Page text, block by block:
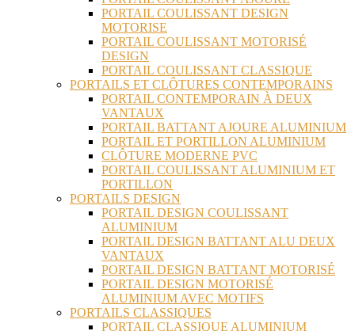
PORTAIL COULISSANT DESIGN
MOTORISE
PORTAIL COULISSANT MOTORISÉ
DESIGN
PORTAIL COULISSANT CLASSIQUE
PORTAILS ET CLÔTURES CONTEMPORAINS
PORTAIL CONTEMPORAIN À DEUX
VANTAUX
PORTAIL BATTANT AJOURE ALUMINIUM
PORTAIL ET PORTILLON ALUMINIUM
CLÔTURE MODERNE PVC
PORTAIL COULISSANT ALUMINIUM ET
PORTILLON
PORTAILS DESIGN
PORTAIL DESIGN COULISSANT
ALUMINIUM
PORTAIL DESIGN BATTANT ALU DEUX
VANTAUX
PORTAIL DESIGN BATTANT MOTORISÉ
PORTAIL DESIGN MOTORISÉ
ALUMINIUM AVEC MOTIFS
PORTAILS CLASSIQUES
PORTAIL CLASSIQUE ALUMINIUM